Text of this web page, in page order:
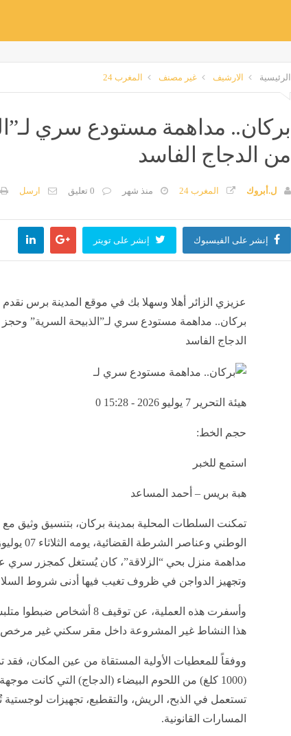
الرئيسية الارشيف غير مصنف المغرب 24
بركان.. مداهمة مستودع سري
من الدجاج الفاسد ​
ل.أبروك المغرب 24 منذ شهر 0 تعليق ارسل
إنشر على الفيسبوك إنشر على تويتر
عزيزي الزائر أهلا وسهلا بك في موقع المدينة برس نقدم
بركان.. مداهمة مستودع سري لـ”الذبيحة السرية”
الدجاج الفاسد ​
هيئة التحرير 7 يوليو 2026 - 15:28 0
حجم الخط:
استمع للخبر
هبة بريس – أحمد المساعد
​تمكنت السلطات المحلية بمدينة بركان، بتنسيق وثيق
الوطني وعناصر
مداهمة منزل بحي “الزلاقة”، كان يُستغل كمجزر سري
وتجهيز الدواجن في ظروف تغيب فيها أدنى شروط
​وأسفرت هذه العملية، عن توقيف 8
هذا النشاط غير المشروعة داخل مقر سكني غير
ووفقاً للمعطيات الأولية المستقاة من عين المكان،
(1000 كلغ) من اللحوم البيضاء (الدجاج) التي كانت
تستعمل في الذبح، الريش، والتقطيع، تجهيزات لوجستية
المسارات القانونية.